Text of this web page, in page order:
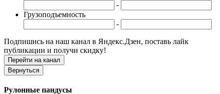
-
Грузоподъемность
-
Подпишись на наш канал в Яндекс.Дзен, поставь лайк
публикации и получи скидку!
Рулонные пандусы